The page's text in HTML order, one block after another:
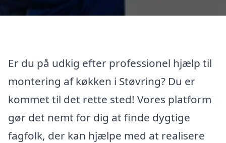
Er du på udkig efter professionel hjælp til
montering af køkken i Støvring? Du er
kommet til det rette sted! Vores platform
gør det nemt for dig at finde dygtige
fagfolk, der kan hjælpe med at realisere